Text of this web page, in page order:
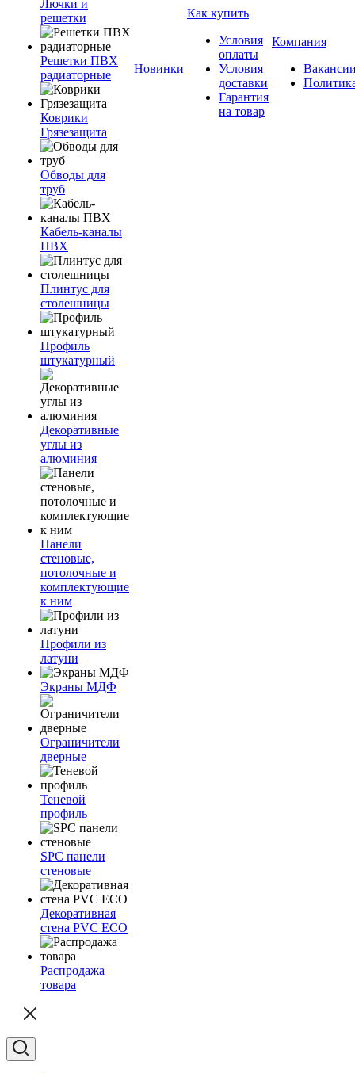
Лючки и
решетки
Решетки ПВХ
радиаторные
Коврики
Грязезащита
Обводы для
труб
Кабель-каналы
ПВХ
Плинтус для
столешницы
Профиль
штукатурный
Декоративные
углы из
алюминия
Панели
стеновые,
потолочные и
комплектующие
к ним
Профили из
латуни
Экраны МДФ
Ограничители
дверные
Теневой
профиль
SPC панели
стеновые
Декоративная
стена PVC ECO
Распродажа
товара
Новинки
Как купить
Условия
оплаты
Условия
доставки
Гарантия
на товар
Компания